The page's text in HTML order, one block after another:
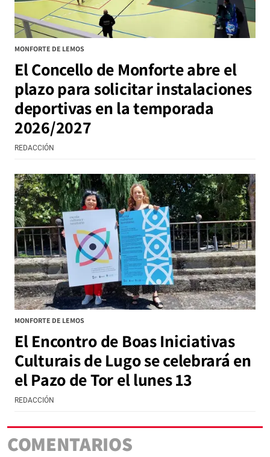
MONFORTE DE LEMOS
El Concello de Monforte abre el
plazo para solicitar instalaciones
deportivas en la temporada
2026/2027
REDACCIÓN
MONFORTE DE LEMOS
El Encontro de Boas Iniciativas
Culturais de Lugo se celebrará en
el Pazo de Tor el lunes 13
REDACCIÓN
COMENTARIOS